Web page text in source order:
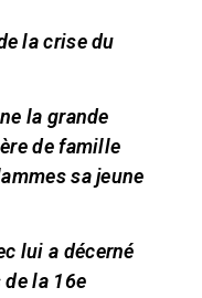
la crise du
la grande
de famille
sa jeune
lui a décerné
la 16e